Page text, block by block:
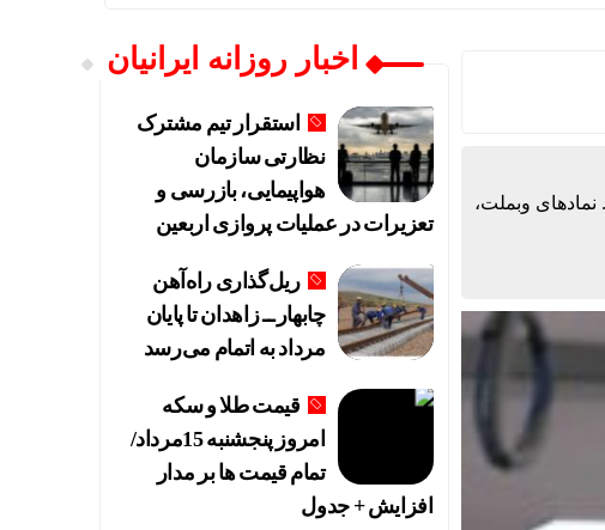
وبملت،
اخبار روزانه ایرانیان
استقرار تیم مشترک
نظارتی سازمان
هواپیمایی، بازرسی و
تعزیرات در عملیات پروازی اربعین
ریل‌گذاری راه‌آهن
چابهار ــ زاهدان تا پایان
مرداد به اتمام می‌رسد
قیمت طلا و سکه
امروز پنجشنبه 15مرداد/
تمام قیمت ها بر مدار
افزایش + جدول